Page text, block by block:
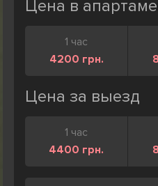
Цена в
1 час
4200 грн.
Цена за выезд
1 час
4400 грн.